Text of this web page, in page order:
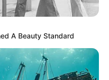
A Beauty Standard